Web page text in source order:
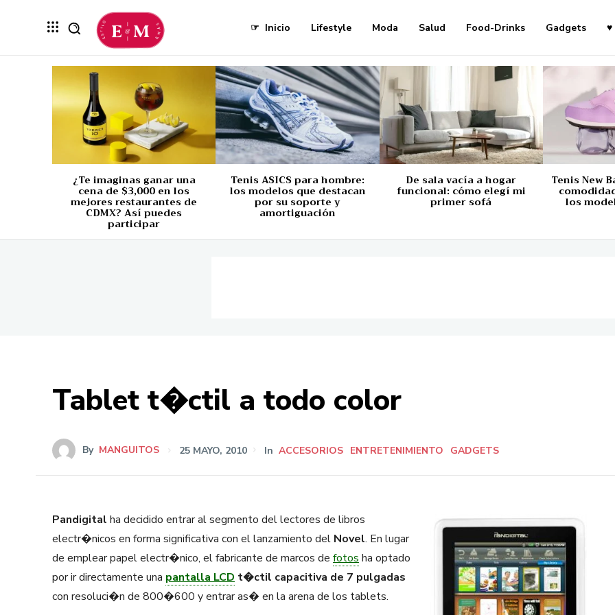
☞ Inicio Lifestyle Moda Salud Food-Drinks Gadgets ♥
¿Te imaginas ganar una
cena de $3,000 en los
mejores restaurantes de
CDMX? Así puedes
participar
Tenis ASICS para hombre:
los modelos que destacan
por su soporte y
amortiguación
De sala vacía a hogar
funcional: cómo elegí mi
primer sofá
Tenis New
los
Tablet t�ctil a todo color
By MANGUITOS 25 MAYO, 2010 In ACCESORIOS ENTRETENIMIENTO GADGETS
Pandigital ha decidido entrar al segmento del lectores de libros
electr�nicos en forma significativa con el lanzamiento del Novel. En lugar
de emplear papel electr�nico, el fabricante de marcos de fotos ha optado
por ir directamente una pantalla LCD t�ctil capacitiva de 7 pulgadas
con resoluci�n de 800�600 y entrar as� en la arena de los tablets.